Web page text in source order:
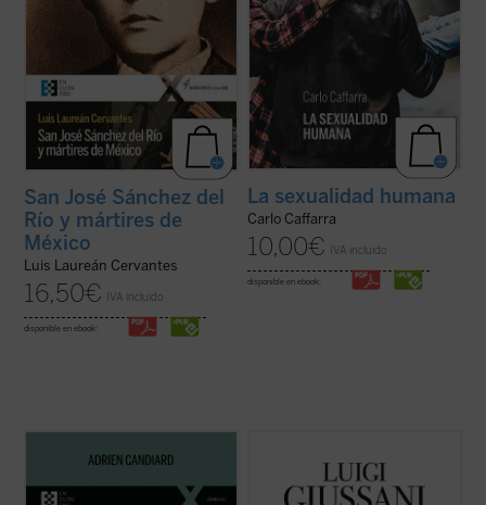
San José Sánchez del
Río y mártires de
México
Luis Laureán Cervantes
16,50€ IVA incluido
disponible en ebook:
La sexualidad humana
Carlo Caffarra
10,00€ IVA incluido
disponible en ebook:
joven dominico francés residente en Egipto,
conocimiento de la libertad cristiana, un
2004) es el sexto y último volumen
dedicado a las intervenciones de don Luigi
Giussani en los Ejercicios espirituales de la